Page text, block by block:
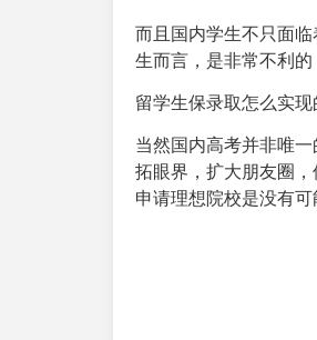
而且国内学生不只面
生而言，是非常不利的
留学生保录取怎么实现
当然国内高考并非唯
拓眼界，扩大朋友圈
申请理想院校是没有可